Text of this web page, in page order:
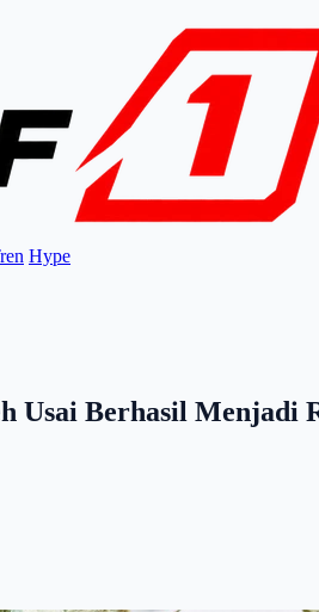
Hype
Usai Berhasil